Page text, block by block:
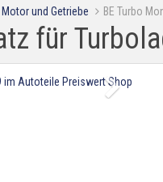
Motor und Getriebe BE Turbo
für